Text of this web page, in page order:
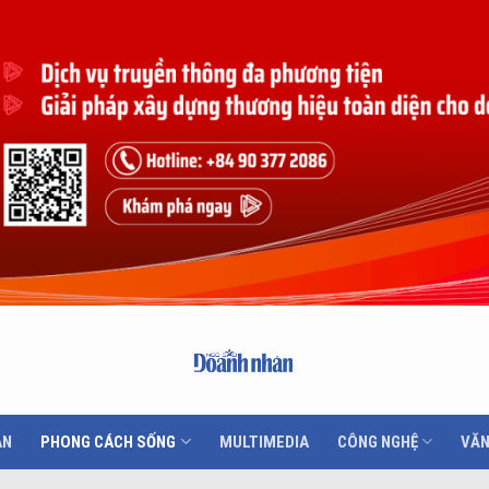
PHONG CÁCH SỐNG MULTIMEDIA CÔNG NGHỆ